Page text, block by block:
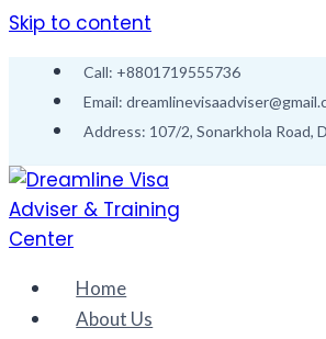
Skip to content
Call: +8801719555736
Email:
Address: 107/2, Sonarkhola Road,
Home
About Us